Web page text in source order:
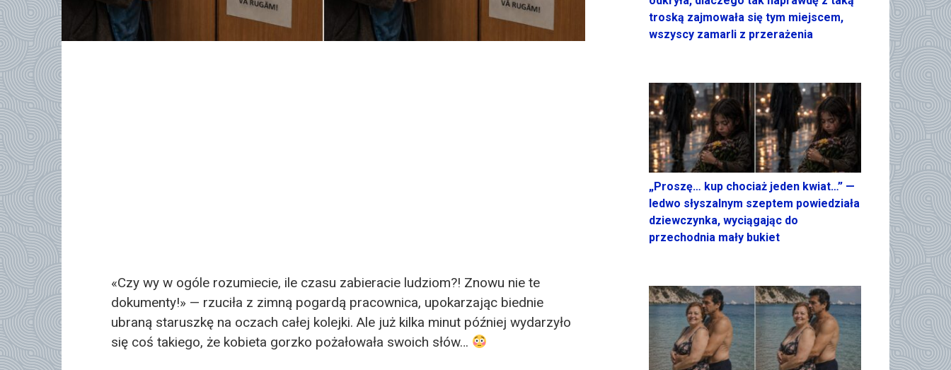
«Czy wy w ogóle rozumiecie, ile czasu zabieracie ludziom?! Znowu nie te
dokumenty!» — rzuciła z zimną pogardą pracownica, upokarzając biednie
ubraną staruszkę na oczach całej kolejki. Ale już kilka minut później wydarzyło
się coś takiego, że kobieta gorzko pożałowała swoich słów…
troską zajmowała się tym miejscem,
wszyscy zamarli z przerażenia
„Proszę… kup chociaż jeden kwiat…” —
ledwo słyszalnym szeptem powiedziała
dziewczynka, wyciągając do
przechodnia mały bukiet